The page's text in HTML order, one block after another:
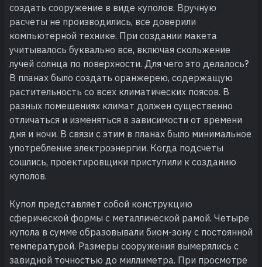
создать сооружение в виде куполов. Вручную
расчеты не производились, все доверили
компьютерной технике. При создании макета
учитывалось буквально все, включая скольжение
лучей солнца по поверхности. Для чего это делалось?
В планах было создать оранжерею, содержащую
растительность со всех климатических поясов. В
разных помещениях климат должен существенно
отличаться и изменяться в зависимости от времени
дня и ночи. В связи с этим в планах было минимальное
употребление электроэнергии. Когда подсчеты
сошлись, проектировщики приступили к созданию
куполов.
Купол представляет собой конструкцию
сферической формы с металлической рамой. Четыре
купола в сумме образовывали биом-зону с постоянной
температурой. Размеры сооружения вымерялись с
завидной точностью до миллиметра. При просмотре